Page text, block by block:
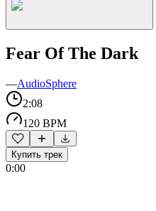
Fear Of The Dark
—AudioSphere
2:08
120 BPM
Купить трек
0:00